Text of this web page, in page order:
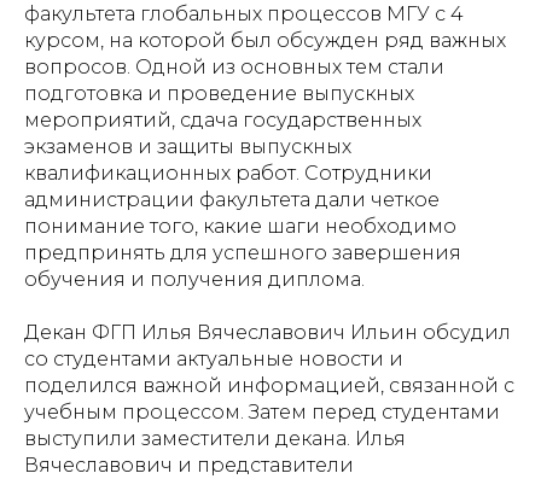
факультета глобальных процессов МГУ с 4
курсом, на которой был обсужден ряд важных
вопросов. Одной из основных тем стали
подготовка и проведение выпускных
мероприятий, сдача государственных
экзаменов и защиты выпускных
квалификационных работ. Сотрудники
администрации факультета дали четкое
понимание того, какие шаги необходимо
предпринять для успешного завершения
обучения и получения диплома.
Декан ФГП Илья Вячеславович Ильин обсудил
со студентами актуальные новости и
поделился важной информацией, связанной с
учебным процессом. Затем перед студентами
выступили заместители декана. Илья
Вячеславович и представители